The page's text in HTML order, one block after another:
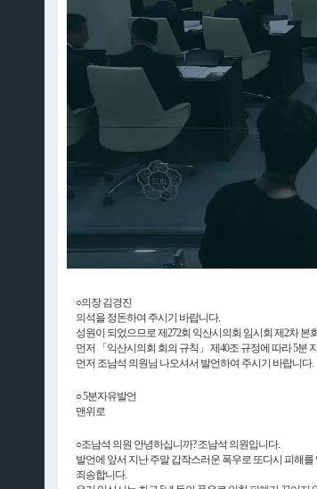
○의장 김경진
의석을 정돈하여 주시기 바랍니다.
성원이 되었으므로 제272회 익산시의회 임시회 제2차 본
먼저 「익산시의회 회의 규칙」 제40조 규정에 따라 5분
먼저 조남석 의원님 나오셔서 발언하여 주시기 바랍니다.
○ 5분자유발언
맨위로
○조남석 의원 안녕하십니까? 조남석 의원입니다.
발언에 앞서 지난 주말 갑작스러운 폭우로 또다시 피해
죄송합니다.